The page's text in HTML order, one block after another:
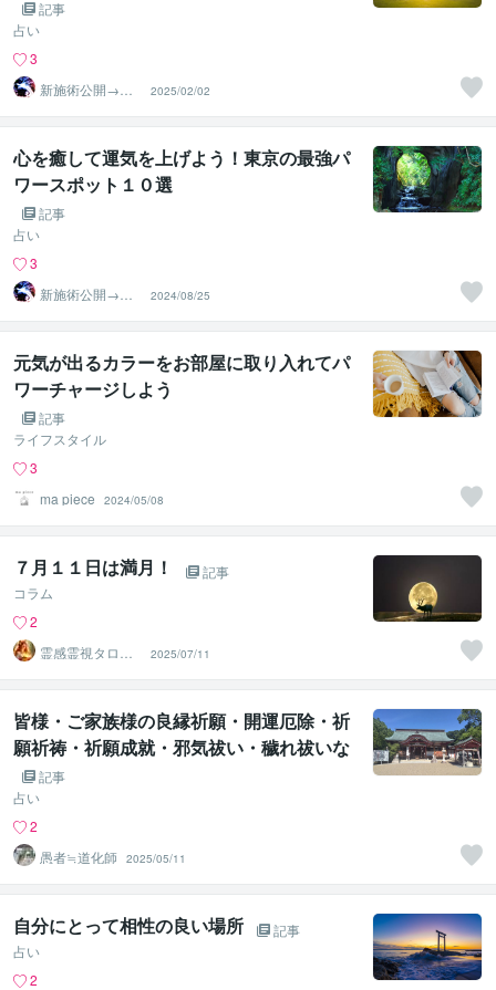
記事
占い
3
新施術公開→≪
相手意識強制変
化≫◆星桜龍
2025/02/02
心を癒して運気を上げよう！東京の最強パ
ワースポット１０選
記事
占い
3
新施術公開→≪
相手意識強制変
化≫◆星桜龍
2024/08/25
元気が出るカラーをお部屋に取り入れてパ
ワーチャージしよう
記事
ライフスタイル
3
ma piece
2024/05/08
７月１１日は満月！
記事
コラム
2
霊感霊視タロッ
ト占い師★赤狐
楼
2025/07/11
皆様・ご家族様の良縁祈願・開運厄除・祈
願祈祷・祈願成就・邪気祓い・穢れ祓いな
どにご利用ください。祝詞・言霊の悪用は
決してしないで下さい。お願いします
記事
占い
2
愚者≒道化師 2025/05/11
自分にとって相性の良い場所
記事
占い
2